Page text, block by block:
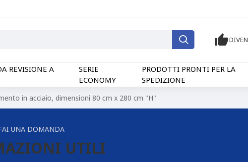
REVISIONE A
SERIE
ECONOMY
PRODOTTI PRONTI PER LA
SPEDIZIONE
in acciaio, dimensioni 80 cm x 280 cm "H"
UNA DOMANDA
UTILI